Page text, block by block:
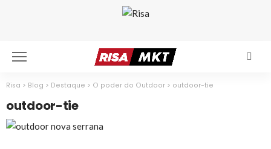
Risa > Blog > Destaque > O poder do Outdoor > outdoor-tie
outdoor-tie